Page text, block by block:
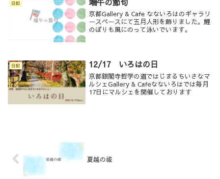
日記
京都Gallery & Cafe なないろはのギャラリ
ースペースにて五月人形を飾りました。鯉
のぼりも風にのって泳いでいます。
日記 12/17 いろはの日
京都銀閣寺哲学の道ではじまるちいさなマ
ルシェGallery & Cafeなないろはでは毎月
17日にマルシェを開催しております
夏越の祓